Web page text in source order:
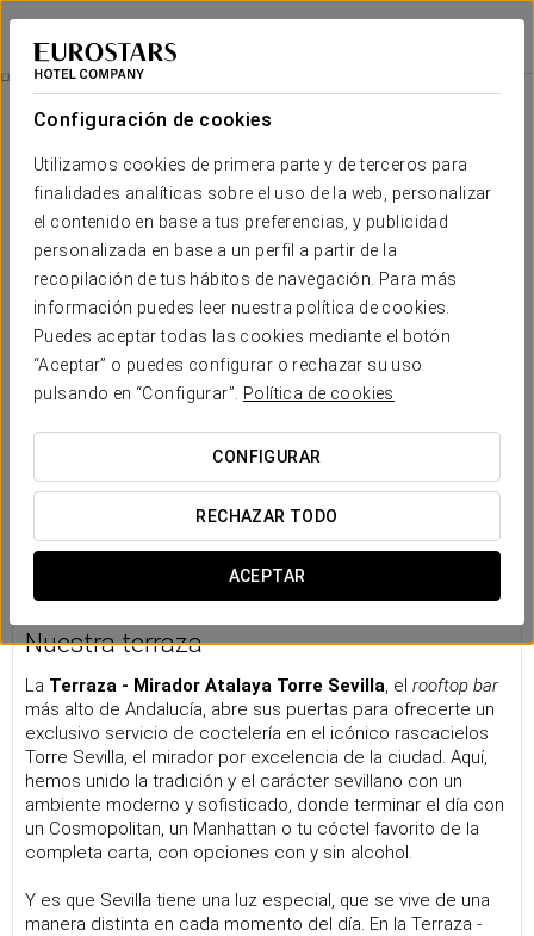
Configuración de cookies
Utilizamos cookies de primera parte y de terceros para
finalidades analíticas sobre el uso de la web, personalizar
el contenido en base a tus preferencias, y publicidad
personalizada en base a un perfil a partir de la
recopilación de tus hábitos de navegación. Para más
información puedes leer nuestra política de cookies.
Puedes aceptar todas las cookies mediante el botón
“Aceptar” o puedes configurar o rechazar su uso
pulsando en “Configurar”.
Política de cookies
CONFIGURAR
RECHAZAR TODO
ACEPTAR
Eurostars Torre Sevilla
SEVILLA
Terraza Atalaya
En el Eurostars Torre Sevilla queremos invitarte a descubrir el
cielo de la ciudad, conociéndola como nunca lo habías hecho:
a más de 180 metros de altura.
Nuestra terraza
La Terraza - Mirador Atalaya Torre Sevilla, el rooftop bar
más alto de Andalucía, abre sus puertas para ofrecerte un
exclusivo servicio de coctelería en el icónico rascacielos
Torre Sevilla, el mirador por excelencia de la ciudad. Aquí,
hemos unido la tradición y el carácter sevillano con un
ambiente moderno y sofisticado, donde terminar el día con
un Cosmopolitan, un Manhattan o tu cóctel favorito de la
completa carta, con opciones con y sin alcohol.
Y es que Sevilla tiene una luz especial, que se vive de una
manera distinta en cada momento del día. En la Terraza -